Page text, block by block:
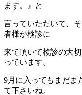
ます。』と
言っていただいて、
者様が検診に
来て頂いて検診の大
っています。
9月に入ってもまだま
て下さいね。